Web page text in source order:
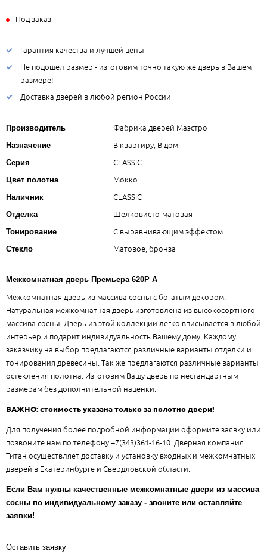
Под заказ
Гарантия качества и лучшей цены
Не подошел размер - изготовим точно такую же дверь в Вашем
размере!
Доставка дверей в любой регион России
Производитель Фабрика дверей Маэстро
Назначение В квартиру, В дом
Серия CLASSIC
Цвет полотна Мокко
Наличник CLASSIC
Отделка Шелковисто-матовая
Тонирование С выравнивающим эффектом
Стекло Матовое, бронза
Межкомнатная дверь Премьера 620Р А
Межкомнатная дверь из массива сосны с богатым декором.
Натуральная межкомнатная дверь изготовлена из высокосортного
массива сосны. Дверь из этой коллекции легко вписывается в любой
интерьер и подарит индивидуальность Вашему дому. Каждому
заказчику на выбор предлагаются различные варианты отделки и
тонирования древесины. Так же предлагаются различные варианты
остекления полотна. Изготовим Вашу дверь по нестандартным
размерам без дополнительной наценки.
ВАЖНО: стоимость указана только за полотно двери!
Для получения более подробной информации оформите заявку или
позвоните нам по телефону +7(343)361-16-10. Дверная компания
Титан осуществляет доставку и установку входных и межкомнатных
дверей в Екатеринбурге и Свердловской области.
Если Вам нужны качественные межкомнатные двери из массива
сосны по индивидуальному заказу - звоните или оставляйте
заявки!
Оставить заявку